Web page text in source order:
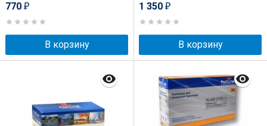
770 ₽
В корзину
1 350 ₽
В корзину